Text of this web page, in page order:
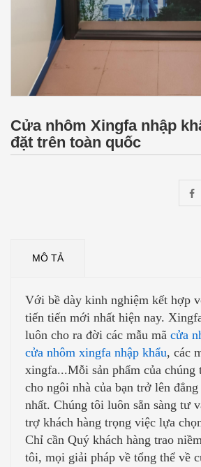
Cửa nhôm Xingfa nhập
đặt trên toàn quốc
MÔ TẢ
Với bề dày kinh nghiệm kết hợp
tiến tiến mới nhất hiện nay.
luôn cho ra đời các mẫu mã cửa
cửa nhôm xingfa nhập khẩu, các
xingfa...Mỗi sản phẩm của chúng
cho ngôi nhà của bạn trở lên
nhất. Chúng tôi luôn sẵn sàng tư
trợ khách hàng trọng việc lựa
Chỉ cần Quý khách hàng trao
tôi, mọi giải pháp về tổng thể về